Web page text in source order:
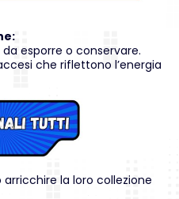
esporre o conservare.
che riflettono l’energia
la loro collezione